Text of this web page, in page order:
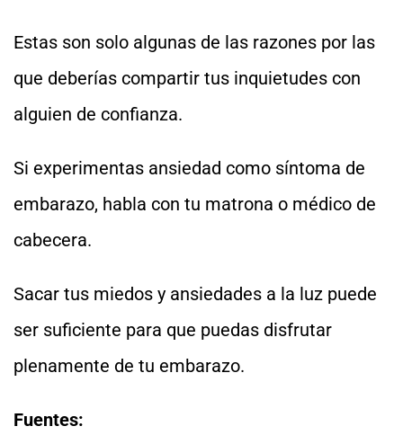
Estas son solo algunas de las razones por las
que deberías compartir tus inquietudes con
alguien de confianza.
Si experimentas ansiedad como síntoma de
embarazo, habla con tu matrona o médico de
cabecera.
Sacar tus miedos y ansiedades a la luz puede
ser suficiente para que puedas disfrutar
plenamente de tu embarazo.
Fuentes: